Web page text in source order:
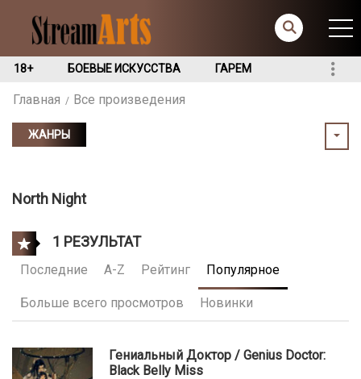
18+ БОЕВЫЕ ИСКУССТВА ГАРЕМ
Главная Все произведения
ЖАНРЫ
North Night
1 РЕЗУЛЬТАТ
Последние A-Z Рейтинг Популярное
Больше всего просмотров Новинки
Гениальный Доктор / Genius Doctor:
Black Belly Miss